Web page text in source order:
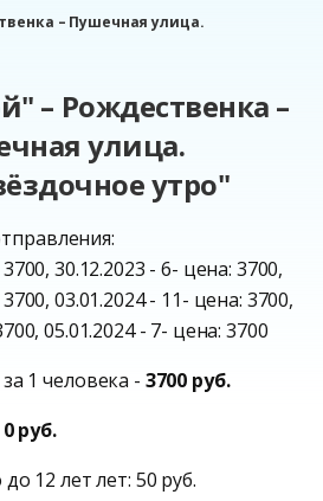
– Пушечная улица.
– Рождественка –
улица.
утро"
30.12.2023 - 6- цена: 3700,
03.01.2024 - 11- цена: 3700,
05.01.2024 - 7- цена: 3700
1 человека - 3700 руб.
0 руб.
12 лет лет: 50 руб.